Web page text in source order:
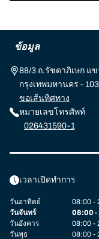
ข้อมูล
88/3 ถ.รัชดาภิเษก แ
กรุงเทพมหานคร -
ขอเส้นทิศทาง
หมายเลขโทรศัพท์
026431590-1
เวลาเปิดทำการ
วันอาทิตย์
08:00 -
วันจันทร์
08:00 -
วันอังคาร
08:00 -
วันพุธ
08:00 -